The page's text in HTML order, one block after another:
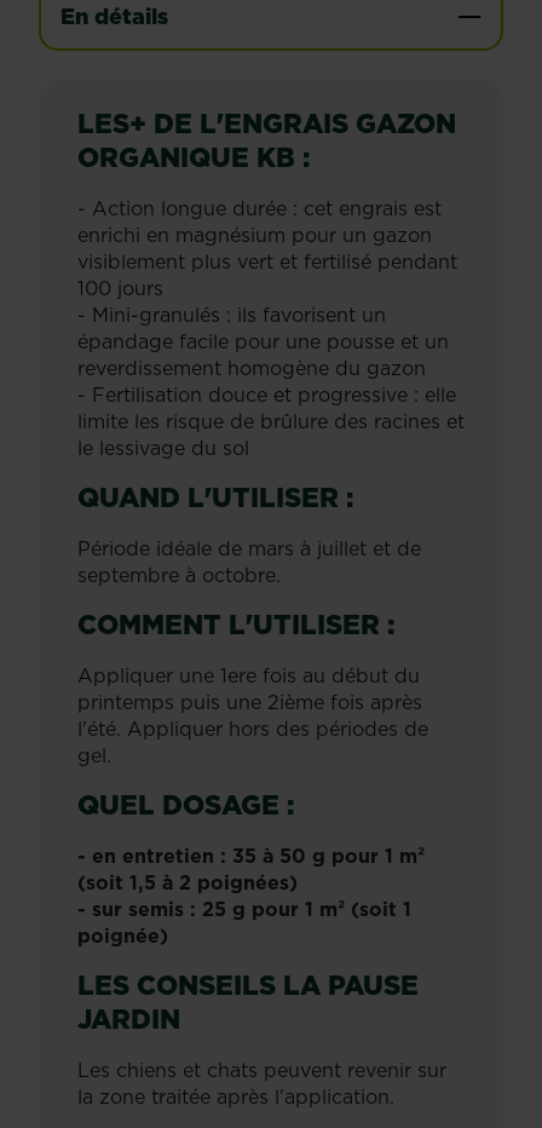
En détails
LES+ DE L'ENGRAIS GAZON
ORGANIQUE KB :
- Action longue durée : cet engrais est
enrichi en magnésium pour un gazon
visiblement plus vert et fertilisé pendant
100 jours
- Mini-granulés : ils favorisent un
épandage facile pour une pousse et un
reverdissement homogène du gazon
- Fertilisation douce et progressive : elle
limite les risque de brûlure des racines et
le lessivage du sol
QUAND L'UTILISER :
Période idéale de mars à juillet et de
septembre à octobre.
COMMENT L'UTILISER :
Appliquer une 1ere fois au début du
printemps puis une 2ième fois après
l'été. Appliquer hors des périodes de
gel.
QUEL DOSAGE :
- en entretien : 35 à 50 g pour 1 m²
(soit 1,5 à 2 poignées)
- sur semis : 25 g pour 1 m² (soit 1
poignée)
LES CONSEILS LA PAUSE
JARDIN
Les chiens et chats peuvent revenir sur
la zone traitée après l'application.